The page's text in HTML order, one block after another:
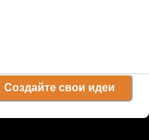
Создайте свои идеи